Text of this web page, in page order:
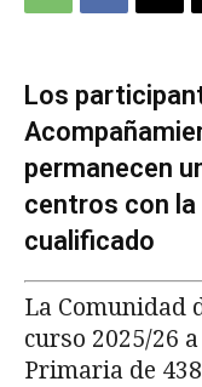
Los
permanecen
centros con la
cualificado
La Comunidad
curso 2025/26
Primaria de